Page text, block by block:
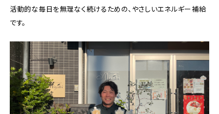
活動的な毎日を無理なく続けるための、やさしいエネルギー補給
です。